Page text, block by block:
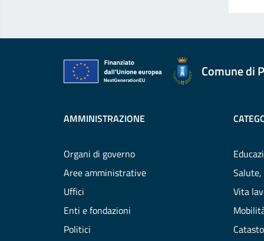
Comune di
AMMINISTRAZIONE
Organi di governo
Aree amministrative
Uffici
Enti e fondazioni
Politici
Salute,
Vita